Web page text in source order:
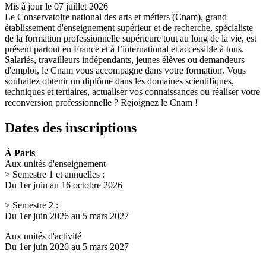
Mis à jour le 07 juillet 2026
Le Conservatoire national des arts et métiers (Cnam), grand
établissement d'enseignement supérieur et de recherche, spécialiste
de la formation professionnelle supérieure tout au long de la vie, est
présent partout en France et à l’international et accessible à tous.
Salariés, travailleurs indépendants, jeunes élèves ou demandeurs
d'emploi, le Cnam vous accompagne dans votre formation. Vous
souhaitez obtenir un diplôme dans les domaines scientifiques,
techniques et tertiaires, actualiser vos connaissances ou réaliser votre
reconversion professionnelle ? Rejoignez le Cnam !
Dates des inscriptions
À Paris
Aux unités d'enseignement
> Semestre 1 et annuelles :
Du 1er juin au 16 octobre 2026
> Semestre 2 :
Du 1er juin 2026 au 5 mars 2027
Aux unités d'activité
Du 1er juin 2026 au 5 mars 2027